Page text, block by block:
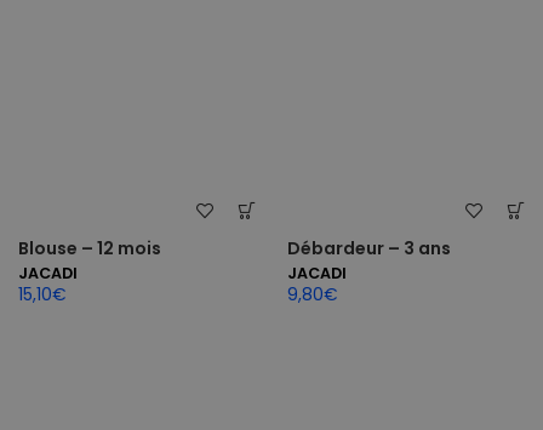
Blouse – 12 mois
JACADI
15,10€
Débardeur – 3 ans
JACADI
9,80€